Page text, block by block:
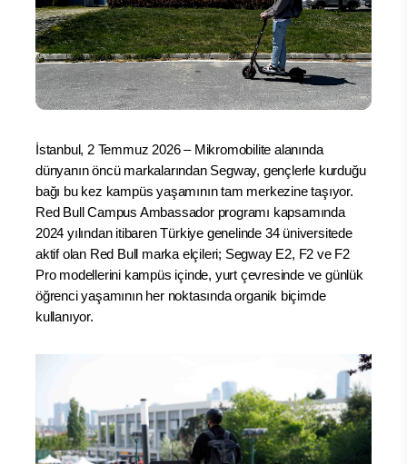
İstanbul, 2 Temmuz 2026 – Mikromobilite alanında
dünyanın öncü markalarından Segway, gençlerle kurduğu
bağı bu kez kampüs yaşamının tam merkezine taşıyor.
Red Bull Campus Ambassador programı kapsamında
2024 yılından itibaren Türkiye genelinde 34 üniversitede
aktif olan Red Bull marka elçileri; Segway E2, F2 ve F2
Pro modellerini kampüs içinde, yurt çevresinde ve günlük
öğrenci yaşamının her noktasında organik biçimde
kullanıyor.